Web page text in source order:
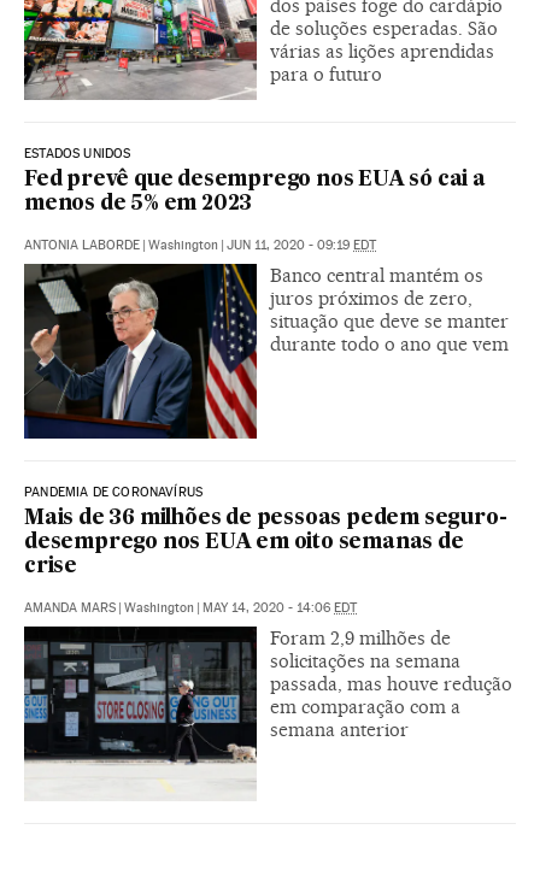
dos países foge do cardápio
de soluções esperadas. São
várias as lições aprendidas
para o futuro
ESTADOS UNIDOS
Fed prevê que desemprego nos EUA só cai a
menos de 5% em 2023
ANTONIA LABORDE | Washington | JUN 11, 2020 - 09:19 EDT
Banco central mantém os
juros próximos de zero,
situação que deve se manter
durante todo o ano que vem
PANDEMIA DE CORONAVÍRUS
Mais de 36 milhões de pessoas pedem seguro-
desemprego nos EUA em oito semanas de
crise
AMANDA MARS | Washington | MAY 14, 2020 - 14:06 EDT
Foram 2,9 milhões de
solicitações na semana
passada, mas houve redução
em comparação com a
semana anterior